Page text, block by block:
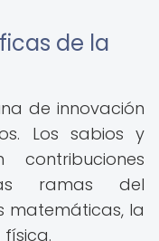
de la
de innovación
Los sabios y
contribuciones
ramas del
matemáticas, la